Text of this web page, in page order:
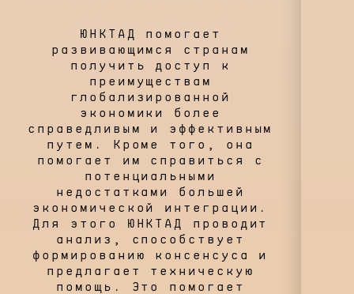
ЮНКТАД помогает
развивающимся странам
получить доступ к
преимуществам
глобализированной
экономики более
справедливым и эффективным
путем. Кроме того, она
помогает им справиться с
потенциальными
недостатками большей
экономической интеграции.
Для этого ЮНКТАД проводит
анализ, способствует
формированию консенсуса и
предлагает техническую
помощь. Это помогает